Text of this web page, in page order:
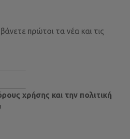
πρώτοι τα νέα και τις
χρήσης και την πολιτική